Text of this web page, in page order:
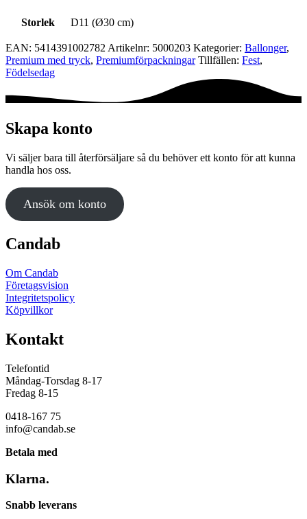
Storlek D11 (Ø30 cm)
EAN: 5414391002782 Artikelnr: 5000203 Kategorier: Ballonger,
Premium med tryck, Premium­förpackningar Tillfällen: Fest,
Födelsedag
Skapa konto
Vi säljer bara till återförsäljare så du behöver ett konto för att kunna
handla hos oss.
Ansök om konto
Candab
Om Candab
Företagsvision
Integritetspolicy
Köpvillkor
Kontakt
Telefontid
Måndag-Torsdag 8-17
Fredag 8-15
0418-167 75
info@candab.se
Betala med
Klarna.
Snabb leverans